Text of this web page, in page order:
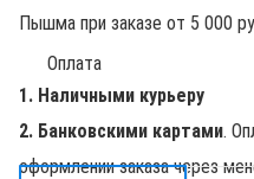
Пышма при заказе от 5 000
Оплата
1. Наличными курьеру
2. Банковскими картами.
оформлении заказа через